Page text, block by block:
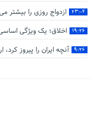
۲۳:۰۴ ازدواج روزی را بیشتر
۱۹:۲۶ اخلاق؛ یک ویژگی
۹:۲۶ آنچه ایران را پیروز کرد،